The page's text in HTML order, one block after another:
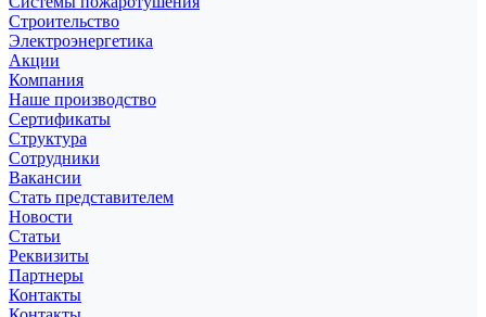
Строительство
Электроэнергетика
Акции
Компания
Наше производство
Сертификаты
Структура
Сотрудники
Вакансии
Стать представителем
Новости
Статьи
Реквизиты
Партнеры
Контакты